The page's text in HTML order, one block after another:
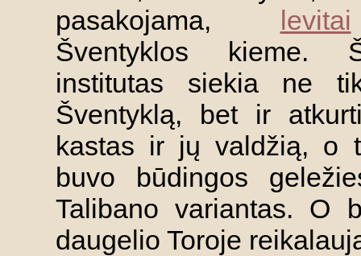
pasakojama, levitai
Šventyklos kieme.
institutas siekia ne
Šventyklą, bet ir
kastas ir jų valdžią, o
buvo būdingos
Talibano variantas. O
daugelio Toroje